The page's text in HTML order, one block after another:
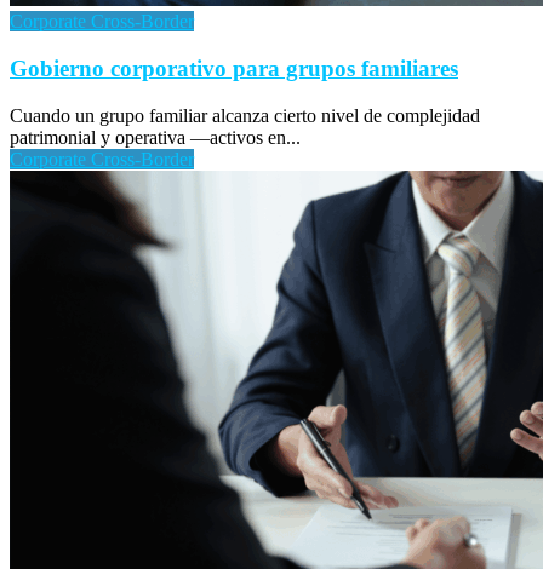
Corporate Cross-Border
Gobierno corporativo para grupos familiares
Cuando un grupo familiar alcanza cierto nivel de complejidad
patrimonial y operativa —activos en...
Corporate Cross-Border